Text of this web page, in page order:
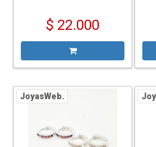
$ 22.000
JoyasWeb.